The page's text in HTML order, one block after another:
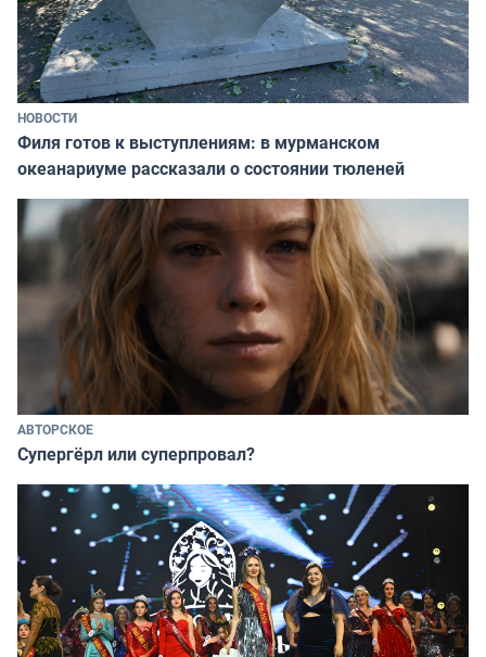
НОВОСТИ
Филя готов к выступлениям: в мурманском
океанариуме рассказали о состоянии тюленей
АВТОРСКОЕ
Супергёрл или суперпровал?